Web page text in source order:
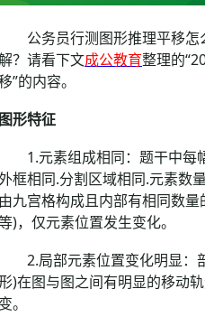
公务员课程
务员行测图形推理平移怎
？请看下文成公教育整理的
”的内容。
形特征
元素组成相同：题干中每
框相同.分割区域相同.元素数
九宫格构成且内部有相同数
)，仅元素位置发生变化。
局部元素位置变化明显：部
)在图与图之间有明显的移动
。